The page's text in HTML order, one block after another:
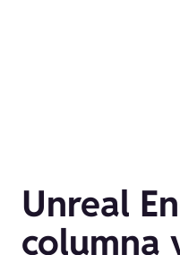
Unreal
columna